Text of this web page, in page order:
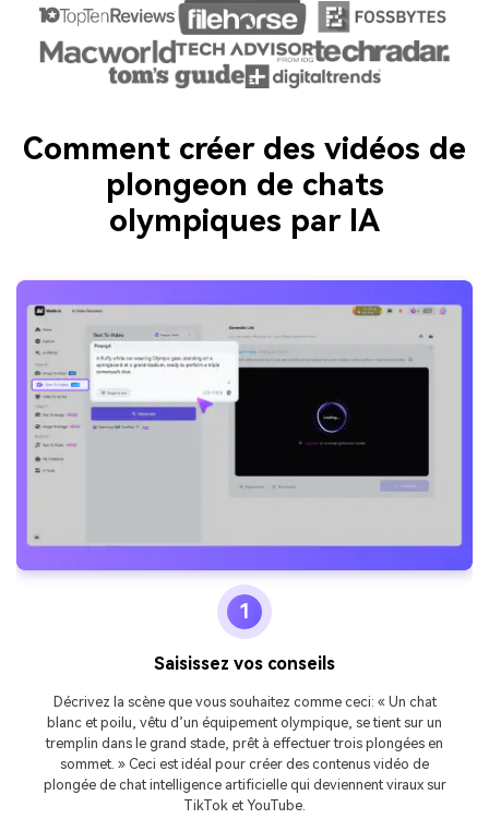
Comment créer des vidéos de
plongeon de chats
olympiques par IA
1
Saisissez vos conseils
Décrivez la scène que vous souhaitez comme ceci: « Un chat
blanc et poilu, vêtu d’un équipement olympique, se tient sur un
tremplin dans le grand stade, prêt à effectuer trois plongées en
sommet. » Ceci est idéal pour créer des contenus vidéo de
plongée de chat intelligence artificielle qui deviennent viraux sur
TikTok et YouTube.